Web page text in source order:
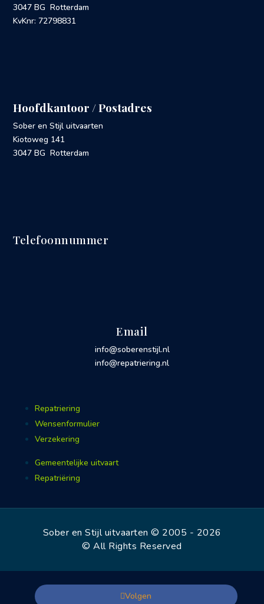
3047 BG Rotterdam
KvKnr: 72798831
Hoofdkantoor / Postadres
Sober en Stijl uitvaarten
Kiotoweg 141
3047 BG Rotterdam
Telefoonnummer
Email
info@soberenstijl.nl
info@repatriering.nl
Repatriering
Wensenformulier
Verzekering
Gemeentelijke uitvaart
Repatriëring
Sober en Stijl uitvaarten © 2005 - 2026
© All Rights Reserved
Volgen